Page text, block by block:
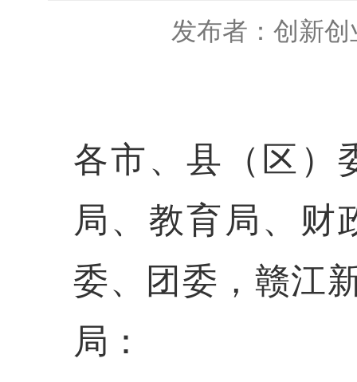
发布者：创新创
各市、县（区）
局、教育局、财
委、团委，赣江
局：